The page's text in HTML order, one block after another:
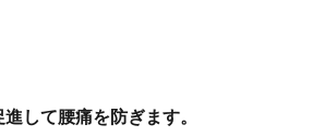
して腰痛を防ぎます。